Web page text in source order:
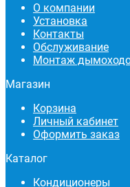
О компании
Установка
Контакты
Обслуживание
Монтаж
Магазин
Корзина
Личный кабинет
Оформить заказ
Каталог
Кондиционеры